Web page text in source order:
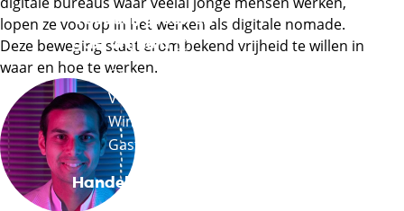
Voedsel, groen en
gastvrijheid
Externe link
Groen
Voeding
Winkelambacht
Gastvrijheid
Handel
lopen ze voorop in het werken als digitale nomade.
Deze beweging staat erom bekend vrijheid te willen in
waar en hoe te werken.